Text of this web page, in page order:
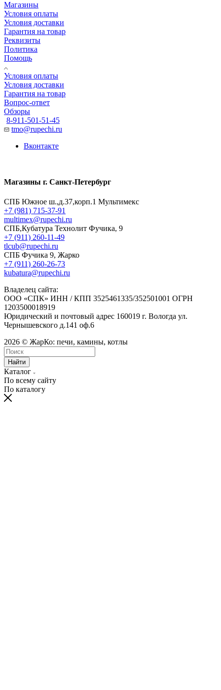
Магазины
Условия оплаты
Условия доставки
Гарантия на товар
Реквизиты
Политика
Помощь
Условия оплаты
Условия доставки
Гарантия на товар
Вопрос-ответ
Обзоры
8-911-501-51-45
tmo@rupechi.ru
Вконтакте
Магазины г. Санкт-Петербург
СПБ Южное ш.,д.37,корп.1 Мультимекс
+7 (981) 715-37-91
multimex@rupechi.ru
СПБ,Кубатура Технолит Фучика, 9
+7 (911) 260-11-49
tlcub@rupechi.ru
СПБ Фучика 9, Жарко
+7 (911) 260-26-73
kubatura@rupechi.ru
Владелец сайта:
ООО «СПК» ИНН / КПП 3525461335/352501001 ОГРН
1203500018919
Юридический и почтовый адрес 160019 г. Вологда ул.
Чернышевского д.141 оф.6
2026 © ЖарКо: печи, камины, котлы
Найти
Каталог
По всему сайту
По каталогу